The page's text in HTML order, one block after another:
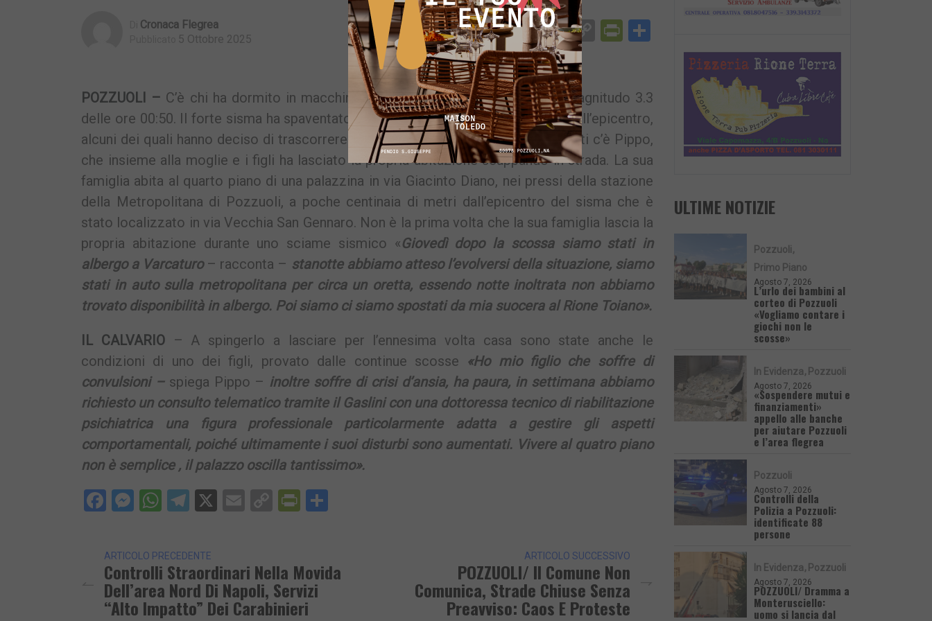
Cronaca Flegrea
5 Ottobre 2025 Facebook
Messenger
WhatsApp
Telegram
X EmailCopyPrintFriendly
POZZUOLI – C’è chi ha dormito in macchina questa notte dopo la scossa di magnitudo 3.3
delle ore 00:50. Il forte sisma ha spaventato molti residenti delle aree prossime all’epicentro,
alcuni dei quali hanno deciso di trascorrere la notte in strada nelle auto. Tra questi c’è Pippo,
che insieme alla moglie e i figli ha lasciato la propria abitazione scappando in strada. La sua
famiglia abita al quarto piano di una palazzina in via Giacinto Diano, nei pressi della stazione
della Metropolitana di Pozzuoli, a poche centinaia di metri dall’epicentro del sisma che è
stato localizzato in via Vecchia San Gennaro. Non è la prima volta che la sua famiglia lascia la
propria abitazione durante uno sciame sismico «Giovedì dopo la scossa siamo stati in
albergo a Varcaturo – racconta – stanotte abbiamo atteso l’evolversi della situazione, siamo
stati in auto sulla metropolitana per circa un oretta, essendo notte inoltrata non abbiamo
trovato disponibilità in albergo. Poi siamo ci siamo spostati da mia suocera al Rione Toiano».
IL CALVARIO– A spingerlo a lasciare per l’ennesima volta casa sono state anche le
condizioni di uno dei figli, provato dalle continue scosse «Ho mio figlio che soffre di
convulsioni –spiega Pippo – inoltre soffre di crisi d’ansia, ha paura, in settimana abbiamo
richiesto un consulto telematico tramite il Gaslini con una dottoressa tecnico di riabilitazione
psichiatrica una figura professionale particolarmente adatta a gestire gli aspetti
comportamentali, poiché ultimamente i suoi disturbi sono aumentati. Vivere al quatro piano
non è semplice , il palazzo oscilla tantissimo».
Facebook
Messenger
WhatsApp
Telegram
X EmailCopyPrintFriendly
ARTICOLO PRECEDENTE
Controlli Straordinari Nella Movida
Dell’area Nord Di Napoli, Servizi
“Alto Impatto” Dei Carabinieri
ARTICOLO SUCCESSIVO
POZZUOLI/ Il Comune Non
Comunica, Strade Chiuse Senza
Preavviso: Caos E Proteste
ULTIME NOTIZIE
Pozzuoli
Primo Piano
Agosto 7, 2026
L’urlo dei bambini al
corteo di Pozzuoli
«Vogliamo contare i
giochi non le
scosse»
In Evidenza Pozzuoli
Agosto 7, 2026
«Sospendere mutui e
finanziamenti»
appello alle banche
per aiutare Pozzuoli
e l’area flegrea
Pozzuoli
Agosto 7, 2026
Controlli della
Polizia a Pozzuoli:
identificate 88
persone
In Evidenza Pozzuoli
Agosto 7, 2026
POZZUOLI/ Dramma a
Monterusciello:
uomo si lancia dal